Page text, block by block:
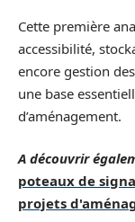
Cette première
accessibilité,
encore gestion
une base
d’aménagement.
A découvrir
poteaux de
projets